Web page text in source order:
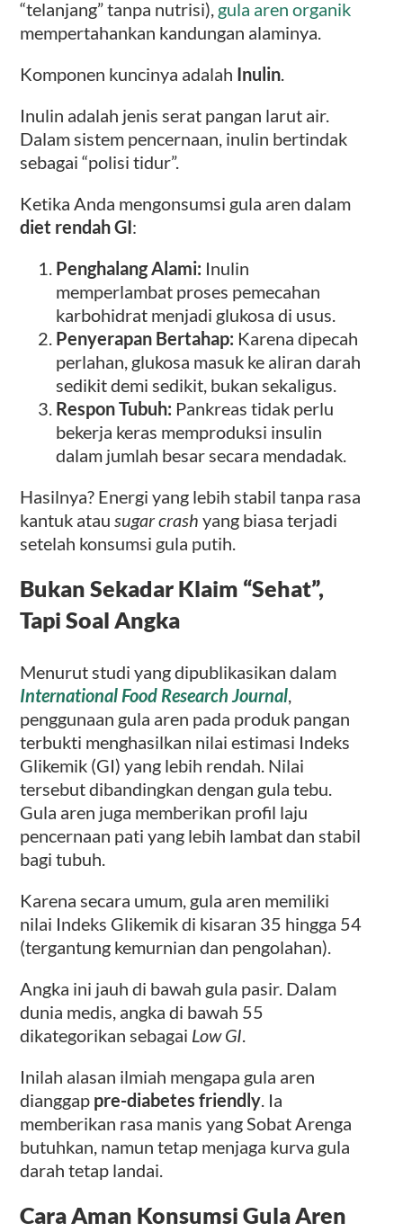
“telanjang” tanpa nutrisi), gula aren organik
mempertahankan kandungan alaminya.
Komponen kuncinya adalah Inulin.
Inulin adalah jenis serat pangan larut air.
Dalam sistem pencernaan, inulin bertindak
sebagai “polisi tidur”.
Ketika Anda mengonsumsi gula aren dalam
diet rendah GI:
Penghalang Alami: Inulin
memperlambat proses pemecahan
karbohidrat menjadi glukosa di usus.
Penyerapan Bertahap: Karena dipecah
perlahan, glukosa masuk ke aliran darah
sedikit demi sedikit, bukan sekaligus.
Respon Tubuh: Pankreas tidak perlu
bekerja keras memproduksi insulin
dalam jumlah besar secara mendadak.
Hasilnya? Energi yang lebih stabil tanpa rasa
kantuk atausugar crash yang biasa terjadi
setelah konsumsi gula putih.
Bukan Sekadar Klaim “Sehat”,
Tapi Soal Angka
Menurut studi yang dipublikasikan dalam
International Food Research Journal,
penggunaan gula aren pada produk pangan
terbukti menghasilkan nilai estimasi Indeks
Glikemik (GI) yang lebih rendah. Nilai
tersebut dibandingkan dengan gula tebu.
Gula aren juga memberikan profil laju
pencernaan pati yang lebih lambat dan stabil
bagi tubuh.
Karena secara umum, gula aren memiliki
nilai Indeks Glikemik di kisaran 35 hingga 54
(tergantung kemurnian dan pengolahan).
Angka ini jauh di bawah gula pasir. Dalam
dunia medis, angka di bawah 55
dikategorikan sebagai Low GI.
Inilah alasan ilmiah mengapa gula aren
dianggap pre-diabetes friendly. Ia
memberikan rasa manis yang Sobat Arenga
butuhkan, namun tetap menjaga kurva gula
darah tetap landai.
Cara Aman Konsumsi Gula Aren